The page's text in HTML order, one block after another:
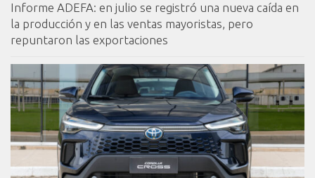
Informe ADEFA: en julio se registró una nueva caída en
la producción y en las ventas mayoristas, pero
repuntaron las exportaciones